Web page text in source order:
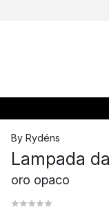
By Rydéns
Lampada
oro opaco